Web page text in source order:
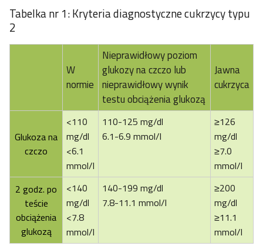
W
normie
Nieprawidłowy poziom
glukozy na czczo lub
nieprawidłowy wynik
testu obciążenia glukozą
Jawna
cukrzyca
Tabelka nr 1: Kryteria diagnostyczne cukrzycy typu
2
Glukoza na
czczo
<110
mg/dl
<6.1
mmol/l
110-125 mg/dl
6.1-6.9 mmol/l
≥126
mg/dl
≥7.0
mmol/l
2 godz. po
teście
obciążenia
glukozą
<140
mg/dl
<7.8
mmol/l
140-199 mg/dl
7.8-11.1 mmol/l
≥200
mg/dl
≥11.1
mmol/l